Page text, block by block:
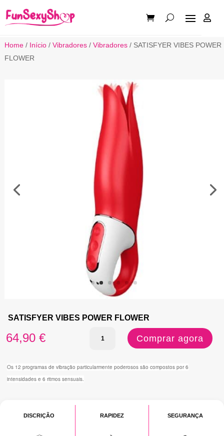

Home/ Início/ Vibradores/ Vibradores/ SATISFYER VIBES POWER
FLOWER
SATISFYER VIBES POWER FLOWER
64,90 €
Quantidade
SATISFYER
FLOWER
Comprar agora
Os 12 programas de vibração particularmente poderosos são compostos por 6
intensidades e 6 ritmos sensuais.
DISCRIÇÃO RAPIDEZ SEGURANÇA